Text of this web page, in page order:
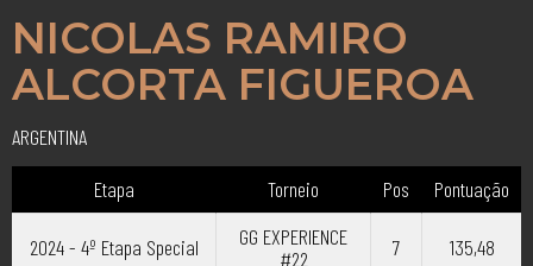
NICOLAS RAMIRO
ALCORTA FIGUEROA
ARGENTINA
Etapa
Torneio Pos Pontuação
2024 - 4º Etapa Special
GG EXPERIENCE
#22
7 135,48